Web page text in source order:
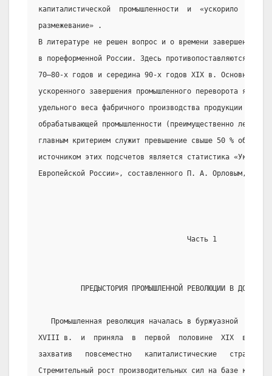
капиталистической  промышленности  и  «ускорило
размежевание» .
В литературе не решен вопрос и о времени завершения
в пореформенной России. Здесь противопоставляются
70—80-х годов и середина 90-х годов XIX в. Основным
ускоренного завершения промышленного переворота
удельного веса фабричного производства продукции шести
обрабатывающей промышленности (преимущественно
главным критерием служит превышение свыше 50 % общего
источником этих подсчетов является статистика
Европейской России», составленного П. А. Орловым, за
                                   Часть 1
ПРЕДЫСТОРИЯ ПРОМЫШЛЕННОЙ РЕВОЛЮЦИИ В
Промышленная революция началась в буржуазной
XVIII в.  и  приняла  в  первой  половине  XIX  в.
захватив   повсеместно   капиталистические   страны
Стремительный рост производительных сил на базе